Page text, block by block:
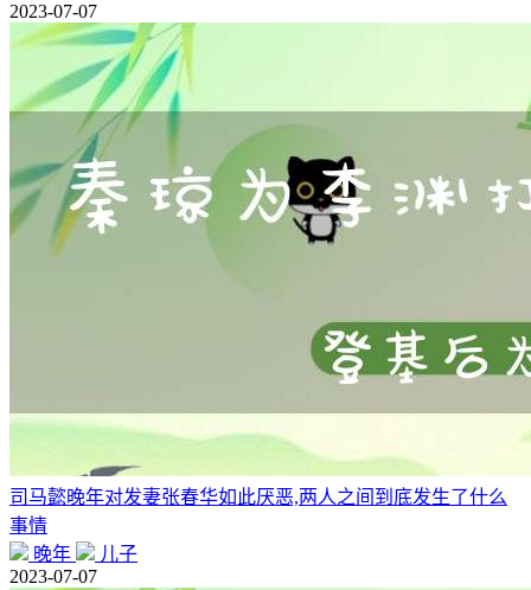
2023-07-07
司马懿晚年对发妻张春华如此厌恶,两人之间到底发生了什么
事情
晚年
儿子
2023-07-07